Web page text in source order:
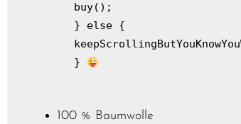
buy();
} else {
}
100 % Baumwolle